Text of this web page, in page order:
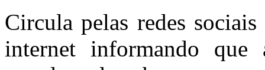
Circula pelas redes
internet informando